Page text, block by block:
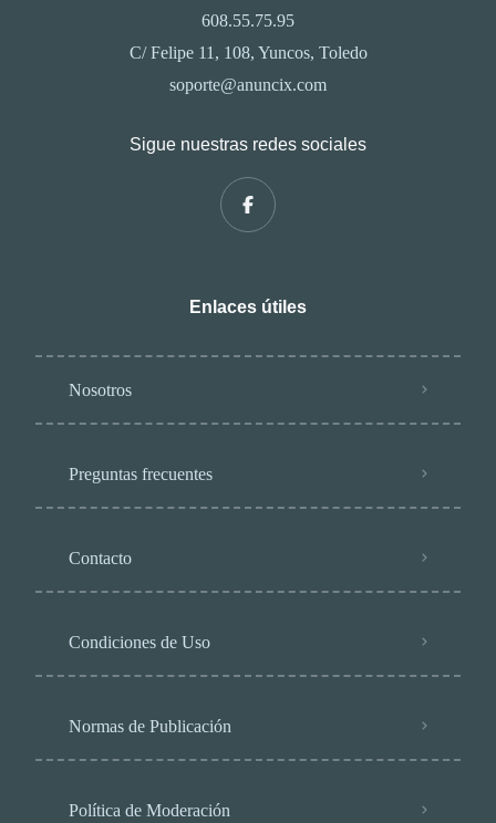
608.55.75.95
C/ Felipe 11, 108, Yuncos, Toledo
soporte@anuncix.com
Sigue nuestras redes sociales
Enlaces útiles
Nosotros
Preguntas frecuentes
Contacto
Condiciones de Uso
Normas de Publicación
Política de Moderación